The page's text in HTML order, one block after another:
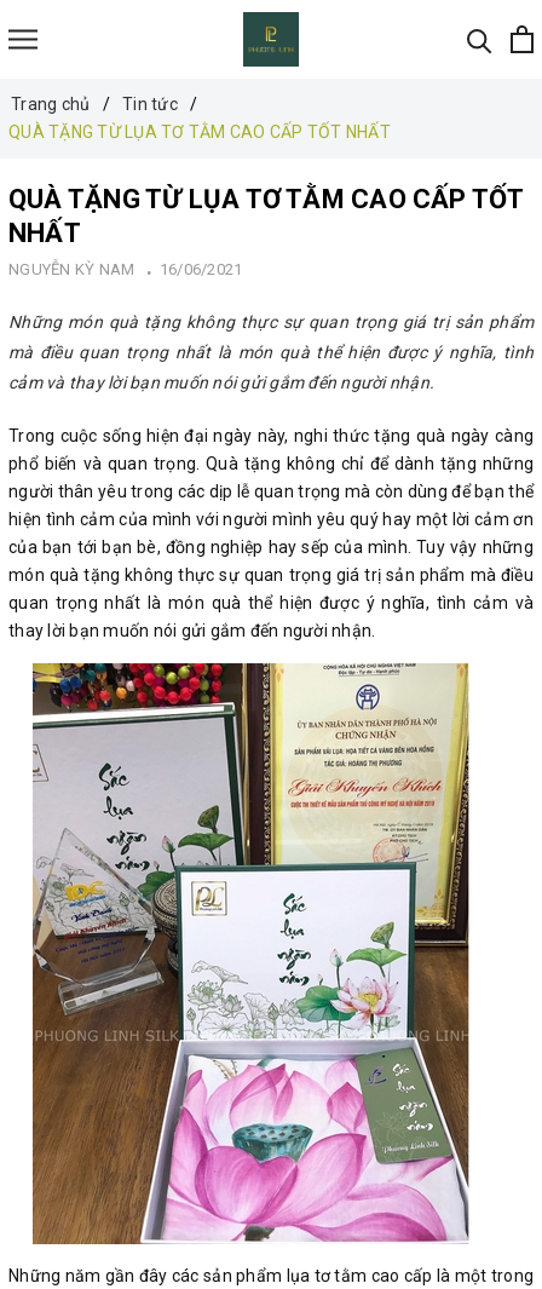
Trang chủ
Tin tức
QUÀ TẶNG TỪ LỤA TƠ TẰM CAO CẤP TỐT NHẤT
QUÀ TẶNG TỪ LỤA TƠ TẰM CAO CẤP TỐT
NHẤT
NGUYỄN KỲ NAM 16/06/2021
Những món quà tặng không thực sự quan trọng giá trị sản phẩm
mà điều quan trọng nhất là món quà thể hiện được ý nghĩa, tình
cảm và thay lời bạn muốn nói gửi gắm đến người nhận.
Trong cuộc sống hiện đại ngày này, nghi thức tặng quà ngày càng
phổ biến và quan trọng. Quà tặng không chỉ để dành tặng những
người thân yêu trong các dịp lễ quan trọng mà còn dùng để bạn thể
hiện tình cảm của mình với người mình yêu quý hay một lời cảm ơn
của bạn tới bạn bè, đồng nghiệp hay sếp của mình. Tuy vậy những
món quà tặng không thực sự quan trọng giá trị sản phẩm mà điều
quan trọng nhất là món quà thể hiện được ý nghĩa, tình cảm và
thay lời bạn muốn nói gửi gắm đến người nhận.
Những năm gần đây các sản phẩm lụa tơ tằm cao cấp là một trong